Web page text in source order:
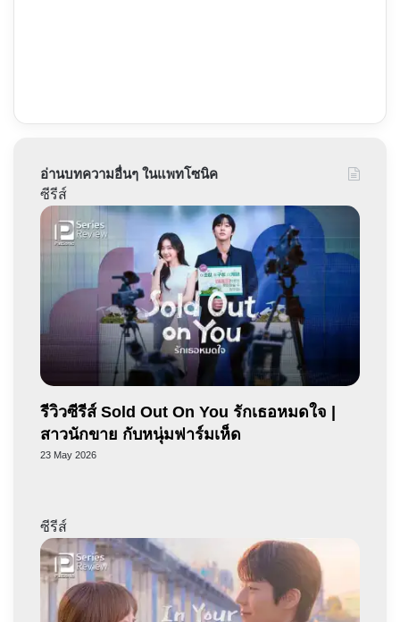
อ่านบทความอื่นๆ ในแพทโซนิค
ซีรีส์
รีวิวซีรีส์ Sold Out On You รักเธอหมดใจ |
สาวนักขาย กับหนุ่มฟาร์มเห็ด
23 May 2026
ซีรีส์